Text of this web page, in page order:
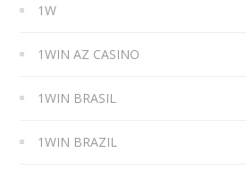
1W
1WIN AZ CASINO
1WIN BRASIL
1WIN BRAZIL